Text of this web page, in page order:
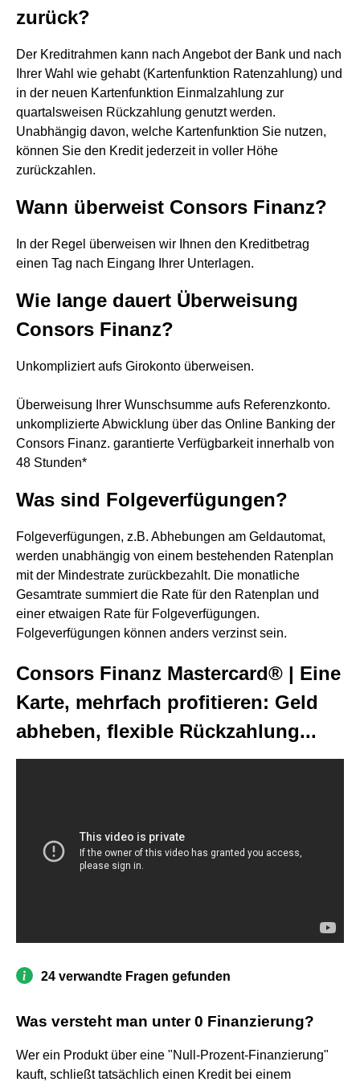
zurück?
Der Kreditrahmen kann nach Angebot der Bank und nach
Ihrer Wahl wie gehabt (Kartenfunktion Ratenzahlung) und
in der neuen Kartenfunktion Einmalzahlung zur
quartalsweisen Rückzahlung genutzt werden.
Unabhängig davon, welche Kartenfunktion Sie nutzen,
können Sie den Kredit jederzeit in voller Höhe
zurückzahlen.
Wann überweist Consors Finanz?
In der Regel überweisen wir Ihnen den Kreditbetrag
einen Tag nach Eingang Ihrer Unterlagen.
Wie lange dauert Überweisung
Consors Finanz?
Unkompliziert aufs Girokonto überweisen.
Überweisung Ihrer Wunschsumme aufs Referenzkonto.
unkomplizierte Abwicklung über das Online Banking der
Consors Finanz. garantierte Verfügbarkeit innerhalb von
48 Stunden*
Was sind Folgeverfügungen?
Folgeverfügungen, z.B. Abhebungen am Geldautomat,
werden unabhängig von einem bestehenden Ratenplan
mit der Mindestrate zurückbezahlt. Die monatliche
Gesamtrate summiert die Rate für den Ratenplan und
einer etwaigen Rate für Folgeverfügungen.
Folgeverfügungen können anders verzinst sein.
Consors Finanz Mastercard® | Eine
Karte, mehrfach profitieren: Geld
abheben, flexible Rückzahlung...
24 verwandte Fragen gefunden
Was versteht man unter 0 Finanzierung?
Wer ein Produkt über eine "Null-Prozent-Finanzierung"
kauft, schließt tatsächlich einen Kredit bei einem